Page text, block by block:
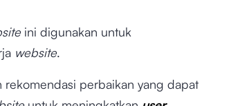
ini digunakan untuk
website.
perbaikan yang dapat